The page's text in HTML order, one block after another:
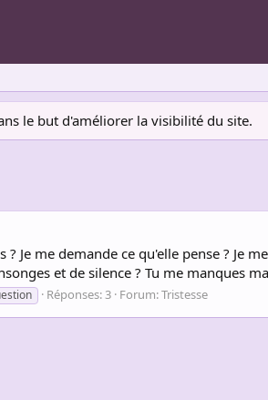
le but d'améliorer la visibilité du site.
? Je me demande ce qu'elle pense ? Je
et de silence ? Tu me manques
Réponses: 3 Forum:Tristesse